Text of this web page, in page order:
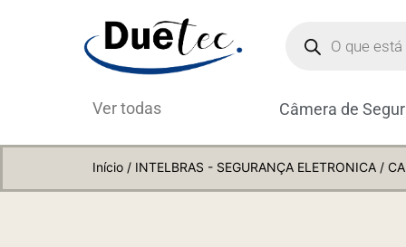
Ver todas Câmera de
Início / INTELBRAS - SEGURANÇA ELETRONICA /